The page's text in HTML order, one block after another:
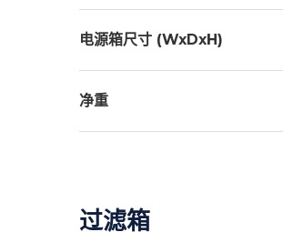
电源箱尺寸 (WxDxH)
净重
过滤箱